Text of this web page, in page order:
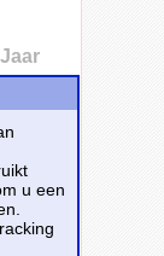
u een